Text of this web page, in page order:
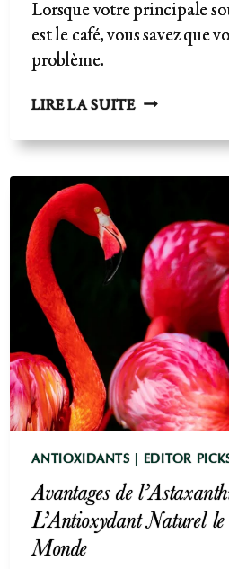
Lorsque votre principale
est le café, vous savez que
problème.
LIRE LA SUITE
VALEURS
TENEUR
EN
DES
ALIMENTS
ANTIOXIDANTS EDITOR
Avantages de
L’Antioxydant Naturel
Monde